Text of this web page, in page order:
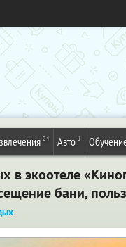
24 Авто 1
в экоотеле
бани,